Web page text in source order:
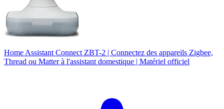
Home Assistant Connect ZBT-2 | Connectez des appareils Zigbee,
Thread ou Matter à l'assistant domestique | Matériel officiel